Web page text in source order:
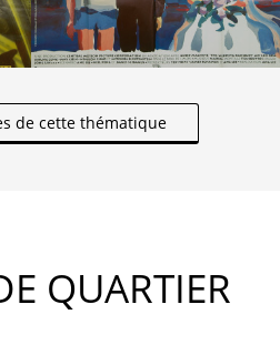
de cette thématique
QUARTIER